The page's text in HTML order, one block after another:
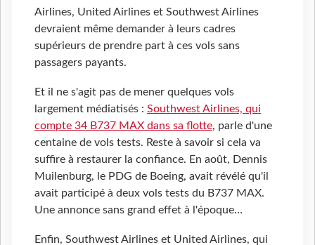
Airlines, United Airlines et Southwest Airlines
devraient même demander à leurs cadres
supérieurs de prendre part à ces vols sans
passagers payants.
Et il ne s'agit pas de mener quelques vols
largement médiatisés : Southwest Airlines, qui
compte 34 B737 MAX dans sa flotte, parle d'une
centaine de vols tests. Reste à savoir si cela va
suffire à restaurer la confiance. En août, Dennis
Muilenburg, le PDG de Boeing, avait révélé qu'il
avait participé à deux vols tests du B737 MAX.
Une annonce sans grand effet à l'époque…
Enfin, Southwest Airlines et United Airlines, qui